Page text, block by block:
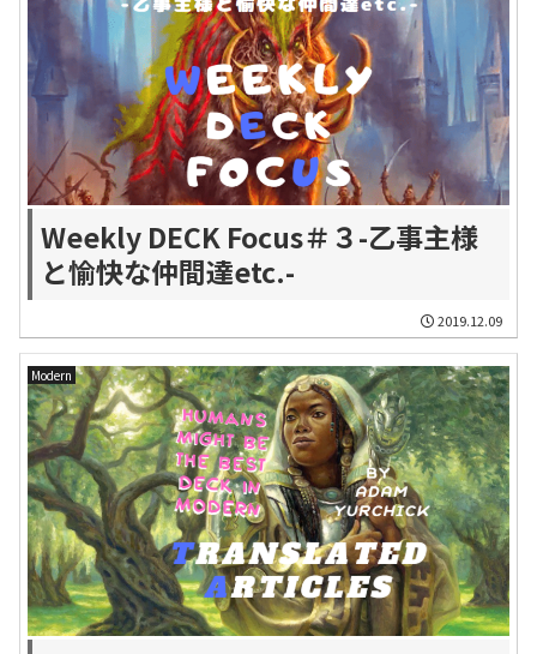
Weekly DECK Focus＃３-乙事主様
と愉快な仲間達etc.-
2019.12.09
Modern